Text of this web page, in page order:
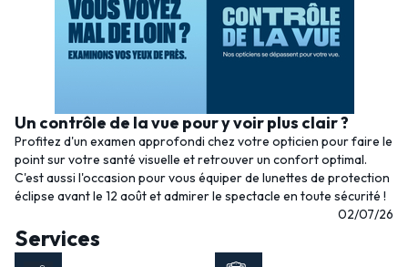
Un contrôle de la vue pour y voir plus clair ?
Profitez d'un examen approfondi chez votre opticien pour faire le
point sur votre santé visuelle et retrouver un confort optimal.
C'est aussi l'occasion pour vous équiper de lunettes de protection
éclipse avant le 12 août et admirer le spectacle en toute sécurité !
02/07/26
Services